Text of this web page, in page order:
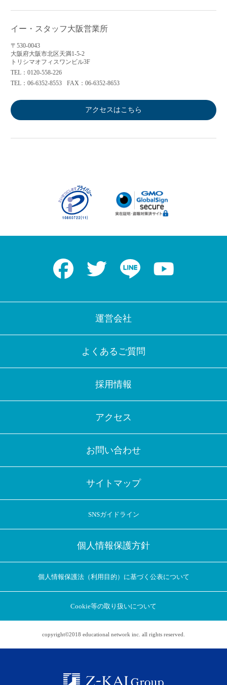
アプリに切り替えてみませんか
アプリ限定のコラムを配信中！
イー・スタッフ大阪営業所
〒530-0043
大阪府大阪市北区天満1-5-2
トリシマオフィスワンビル3F
TEL：0120-558-226
TEL：06-6352-8553
FAX：06-6352-8653
アクセスはこちら
Facebook Twitter LINE
運営会社
よくあるご質問
採用情報
アクセス
お問い合わせ
サイトマップ
SNSガイドライン
個人情報保護方針
個人情報保護法（利用目的）に基づく公表について
Cookie等の取り扱いについて
copyright©2018 educational network inc. all rights reserved.